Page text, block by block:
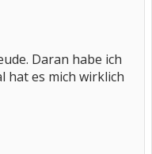
Daran habe ich
hat es mich wirklich